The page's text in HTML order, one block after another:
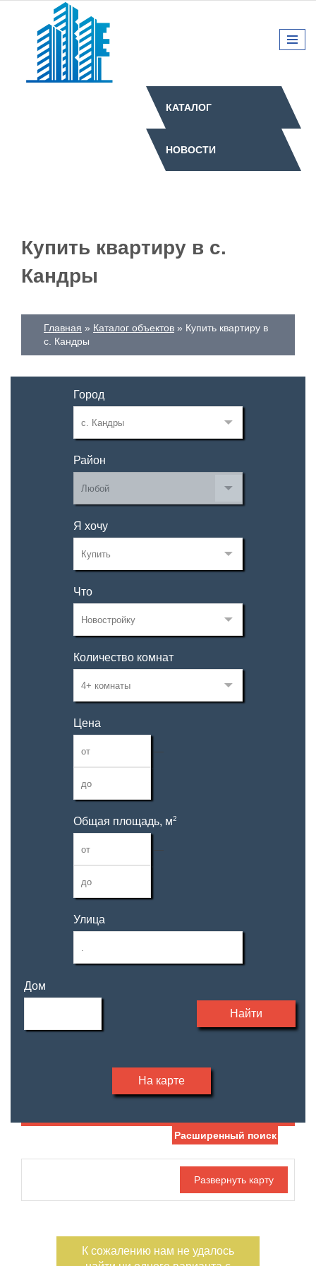
КАТАЛОГ
НОВОСТИ
Купить квартиру в с.
Кандры
Главная Каталог объектов
Купить квартиру в
с. Кандры
Город
Район
Я хочу
Что
Количество комнат
Цена
—
Общая площадь, м2
—
Улица
Дом
Найти
На карте
Жилая площадь
—
Площадь кухни
Этаж
Расширенный поиск
К сожалению нам не удалось